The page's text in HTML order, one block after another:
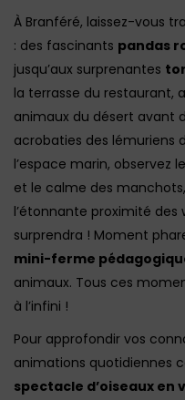
À Branféré, laissez-vous
: des fascinants pandas
jusqu’aux surprenantes
la terrasse du restaurant,
animaux du désert avant
acrobaties des lémuriens
l’espace marin, observez
et le calme des
l’étonnante proximité des
surprendra ! Moment
mini-ferme
animaux. Tous ces
à l’infini !
Pour approfondir vos
animations quotidiennes
spectacle d’oiseaux en